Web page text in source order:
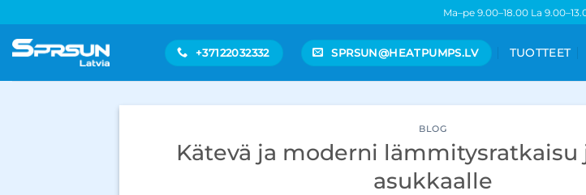
to
content
Ma–pe 9.00–18.00 La
+37122032332 SPRSUN@HEATPUMPS.LV TUOTTEET
BLOG
Kätevä ja moderni lämmitysratkaisu
asukkaalle